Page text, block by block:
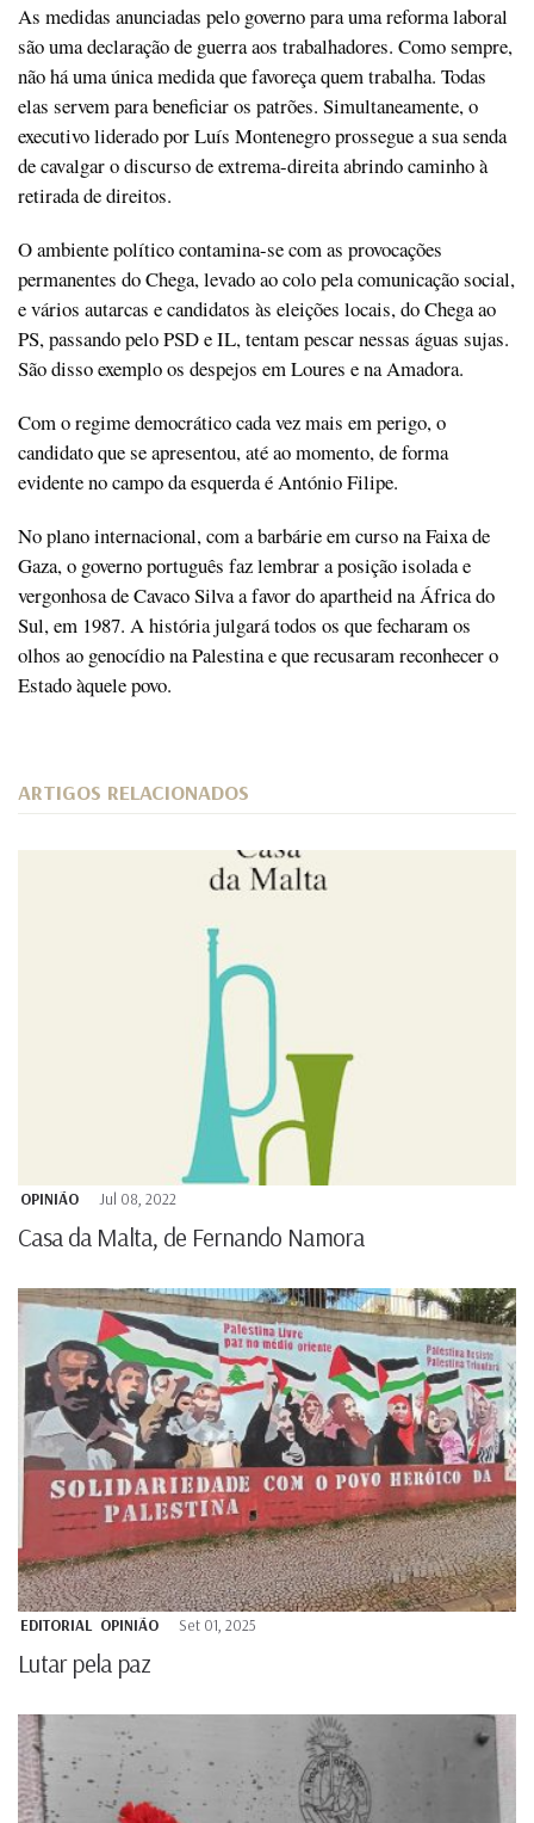
As medidas anunciadas pelo governo para uma reforma laboral
são uma declaração de guerra aos trabalhadores. Como sempre,
não há uma única medida que favoreça quem trabalha. Todas
elas servem para beneficiar os patrões. Simultaneamente, o
executivo liderado por Luís Montenegro prossegue a sua senda
de cavalgar o discurso de extrema-direita abrindo caminho à
retirada de direitos.
O ambiente político contamina-se com as provocações
permanentes do Chega, levado ao colo pela comunicação social,
e vários autarcas e candidatos às eleições locais, do Chega ao
PS, passando pelo PSD e IL, tentam pescar nessas águas sujas.
São disso exemplo os despejos em Loures e na Amadora.
Com o regime democrático cada vez mais em perigo, o
candidato que se apresentou, até ao momento, de forma
evidente no campo da esquerda é António Filipe.
No plano internacional, com a barbárie em curso na Faixa de
Gaza, o governo português faz lembrar a posição isolada e
vergonhosa de Cavaco Silva a favor do apartheid na África do
Sul, em 1987. A história julgará todos os que fecharam os
olhos ao genocídio na Palestina e que recusaram reconhecer o
Estado àquele povo.
ARTIGOS RELACIONADOS
OPINIÃO Jul 08, 2022
Casa da Malta, de Fernando Namora
EDITORIAL OPINIÃO Set 01, 2025
Lutar pela paz